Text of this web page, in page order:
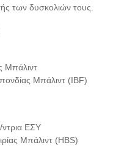
των δυσκολιών τους.
Μπάλιντ
Μπάλιντ (IBF)
ντρια ΕΣΥ
Μπάλιντ (HBS)